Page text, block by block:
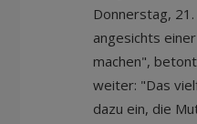
Donnerstag,
angesichts
machen",
weiter: "Das
dazu ein, die